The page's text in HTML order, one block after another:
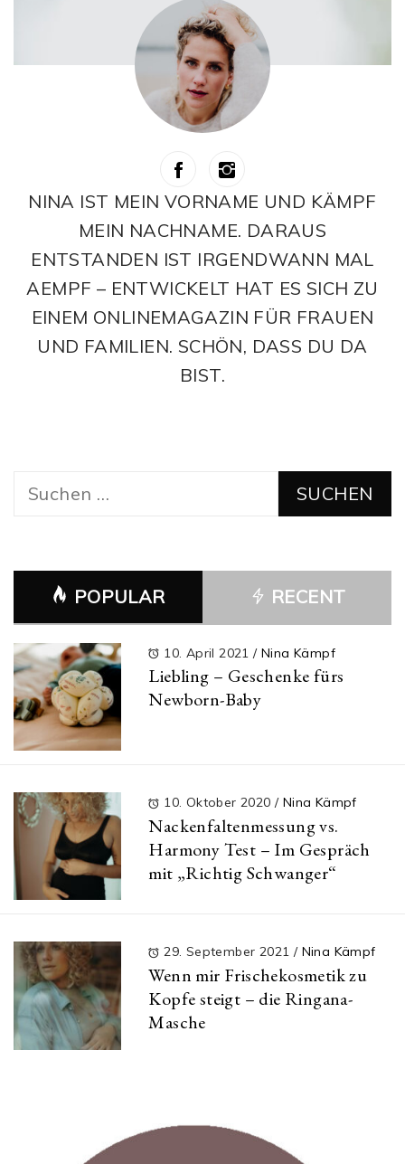
NINA IST MEIN VORNAME UND KÄMPF
MEIN NACHNAME. DARAUS
ENTSTANDEN IST IRGENDWANN MAL
AEMPF – ENTWICKELT HAT ES SICH ZU
EINEM ONLINEMAGAZIN FÜR FRAUEN
UND FAMILIEN. SCHÖN, DASS DU DA
BIST.
Suchen
POPULAR RECENT
10. April 2021/ Nina Kämpf
Liebling – Geschenke fürs
Newborn-Baby
10. Oktober 2020 / Nina Kämpf
Nackenfaltenmessung vs.
Harmony Test – Im Gespräch
mit „Richtig Schwanger“
29. September 2021 / Nina Kämpf
Wenn mir Frischekosmetik zu
Kopfe steigt – die Ringana-
Masche